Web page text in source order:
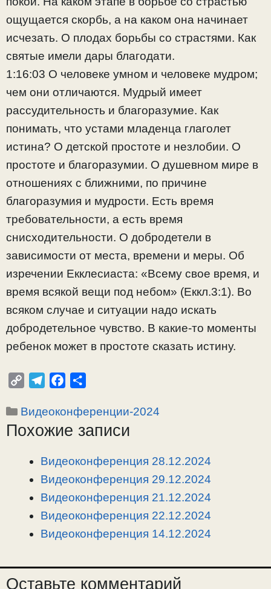
ощущается скорбь, а на каком она начинает
исчезать. О плодах борьбы со страстями. Как
святые имели дары благодати.
1:16:03 О человеке умном и человеке мудром;
чем они отличаются. Мудрый имеет
рассудительность и благоразумие. Как
понимать, что устами младенца глаголет
истина? О детской простоте и незлобии. О
простоте и благоразумии. О душевном мире в
отношениях с ближними, по причине
благоразумия и мудрости. Есть время
требовательности, а есть время
снисходительности. О добродетели в
зависимости от места, времени и меры. Об
изречении Екклесиаста: «Всему свое время, и
время всякой вещи под небом» (Еккл.3:1). Во
всяком случае и ситуации надо искать
добродетельное чувство. В какие-то моменты
ребенок может в простоте сказать истину.
p
y
l
e
r
a
c
e
o
п
р
в
Рубрики
Видеоконференции-2024
Похожие записи
Видеоконференция 28.12.2024
Видеоконференция 29.12.2024
Видеоконференция 21.12.2024
Видеоконференция 22.12.2024
Видеоконференция 14.12.2024
Оставьте комментарий